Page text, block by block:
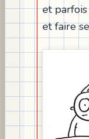
et
et faire